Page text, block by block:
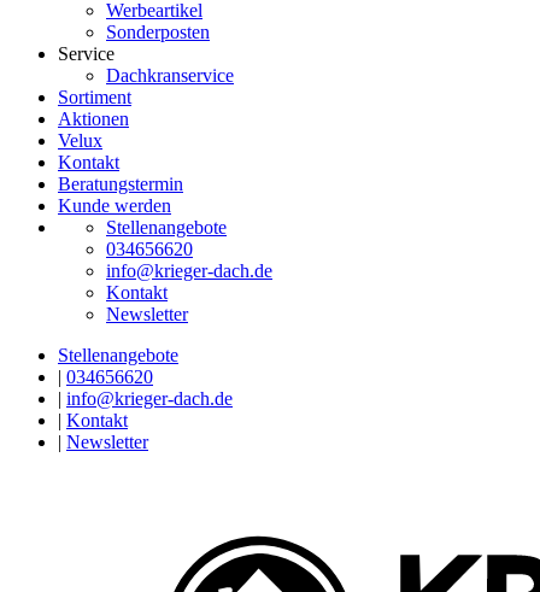
Werbeartikel
Sonderposten
Service
Dachkranservice
Sortiment
Aktionen
Velux
Kontakt
Beratungstermin
Kunde werden
Stellenangebote
034656620
info@krieger-dach.de
Kontakt
Newsletter
Stellenangebote
| 034656620
| info@krieger-dach.de
| Kontakt
| Newsletter